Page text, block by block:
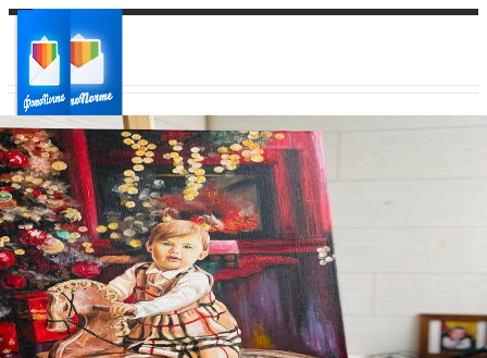
Ваш город:
Ваш регион доставки
Выберите из списка: